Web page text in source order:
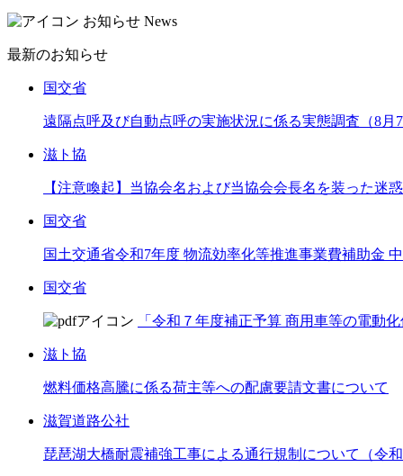
お知らせ News
最新のお知らせ
国交省
遠隔点呼及び自動点呼の実施状況に係る実態調査（8月7
滋ト協
【注意喚起】当協会名および当協会会長名を装った迷
国交省
国土交通省令和7年度 物流効率化等推進事業費補助金
国交省
「令和７年度補正予算 商用車等の電動
滋ト協
燃料価格高騰に係る荷主等への配慮要請文書について
滋賀道路公社
琵琶湖大橋耐震補強工事による通行規制について（令和